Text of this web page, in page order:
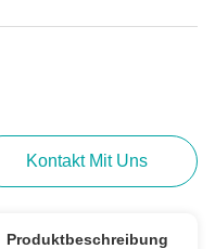
Kontakt Mit Uns
Produktbeschreibung